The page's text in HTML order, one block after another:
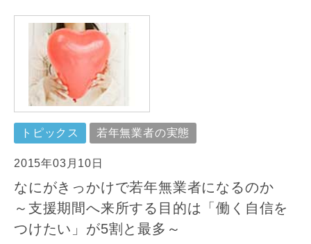
トピックス 若年無業者の実態
2015年03月10日
なにがきっかけで若年無業者になるのか
～支援期間へ来所する目的は「働く自信を
つけたい」が5割と最多～